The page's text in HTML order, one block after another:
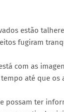
estão
fugiram
com as
até que
possam ter